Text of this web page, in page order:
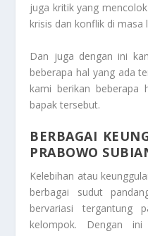
juga kritik yang
krisis dan konflik di masa
Dan juga dengan ini
beberapa hal yang ada
kami berikan beberapa
bapak tersebut.
BERBAGAI
PRABOWO
Kelebihan atau
berbagai sudut
bervariasi tergantung
kelompok. Dengan